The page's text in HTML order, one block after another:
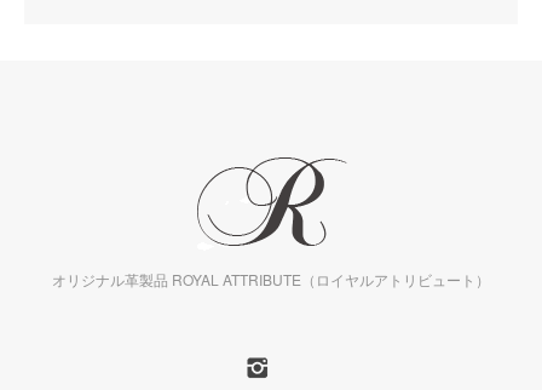
オリジナル革製品 ROYAL ATTRIBUTE（ロイヤルアトリビュート）